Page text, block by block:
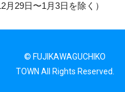
月29日〜1月3日を除く）
© FUJIKAWAGUCHIKO
TOWN All Rights Reserved.